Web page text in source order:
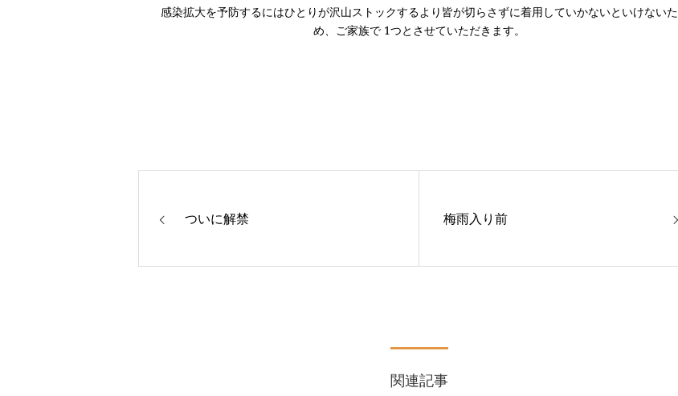
感染拡大を予防するにはひとりが沢山ストックするより皆が切らさずに着用していかないといけないた
め、ご家族で 1つとさせていただきます。
ついに解禁 梅雨入り前
関連記事